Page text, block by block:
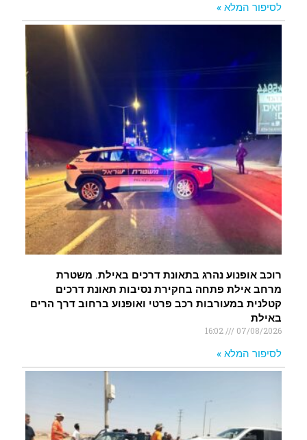
לסיפור המלא »
רוכב אופנוע נהרג בתאונת דרכים באילת. משטרת
מרחב אילת פתחה בחקירת נסיבות תאונת דרכים
קטלנית במעורבות רכב פרטי ואופנוע ברחוב דרך הרים
באילת
07/08/2026
16:02
לסיפור המלא »